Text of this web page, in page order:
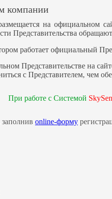
компании
на официальном
Представительства
работает официальный
Представительстве на
с Представителем, чем
При работе с Системой
online-форму